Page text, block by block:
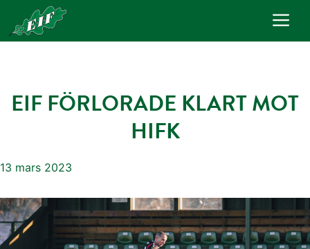
innehåll
EIF FÖRLORADE KLART MOT
HIFK
13 mars 2023